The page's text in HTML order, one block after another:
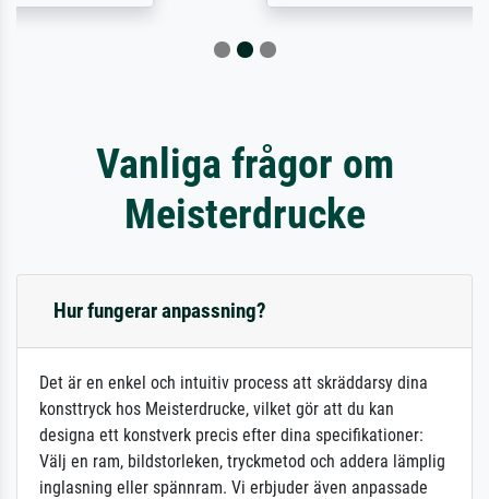
Vanliga frågor om
Meisterdrucke
Hur fungerar anpassning?
Det är en enkel och intuitiv process att skräddarsy dina
konsttryck hos Meisterdrucke, vilket gör att du kan
designa ett konstverk precis efter dina specifikationer:
Välj en ram, bildstorleken, tryckmetod och addera lämplig
inglasning eller spännram. Vi erbjuder även anpassade